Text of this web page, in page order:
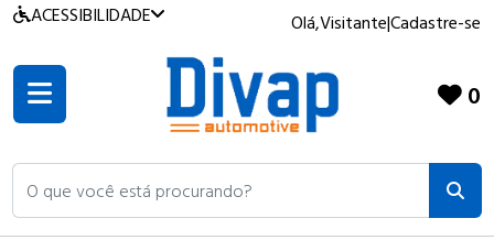
ACESSIBILIDADE Olá,Visitante|Cadastre-se
O que você está procurando?
0